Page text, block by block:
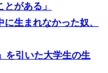
がある」
生まれなかった奴、
を引いた大学生の生